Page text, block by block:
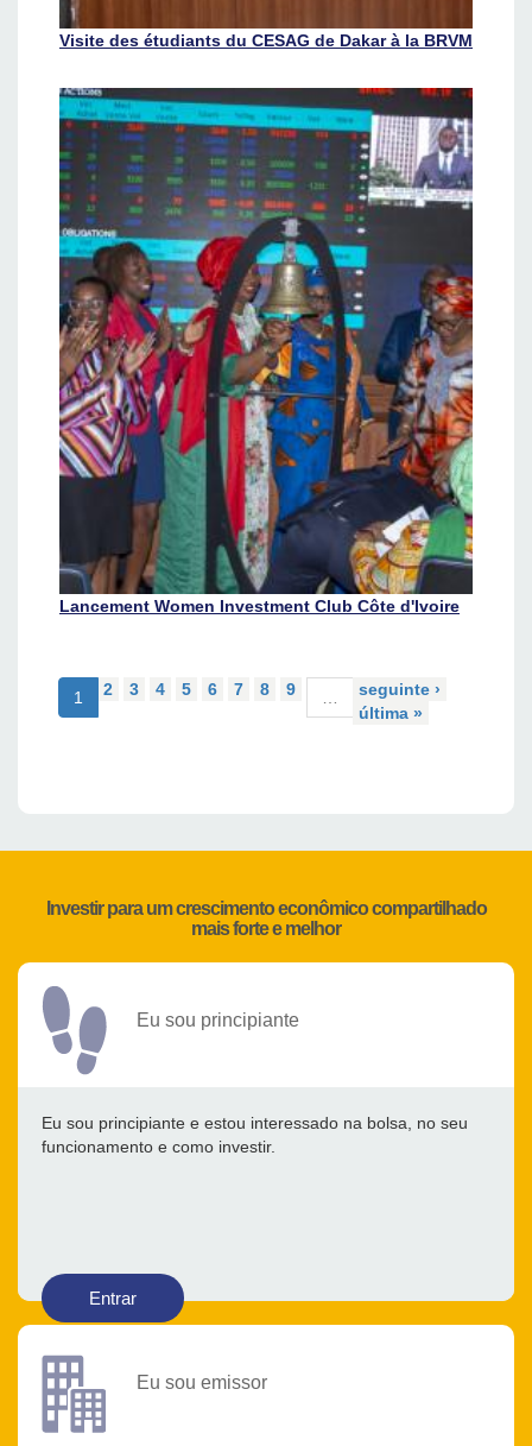
Visite des étudiants du CESAG de Dakar à la BRVM
Lancement Women Investment Club Côte d'Ivoire
1 2 3 4 5 6 7 8 9
seguinte ›
última »
Investir para um crescimento econômico compartilhado
mais forte e melhor
Eu sou principiante
Eu sou principiante e estou interessado na bolsa, no seu
funcionamento e como investir.
Entrar
Eu sou emissor